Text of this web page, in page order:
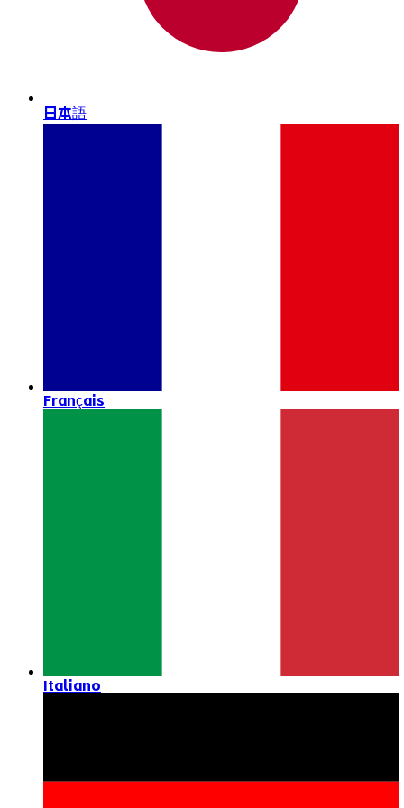
日本語
Français
Italiano